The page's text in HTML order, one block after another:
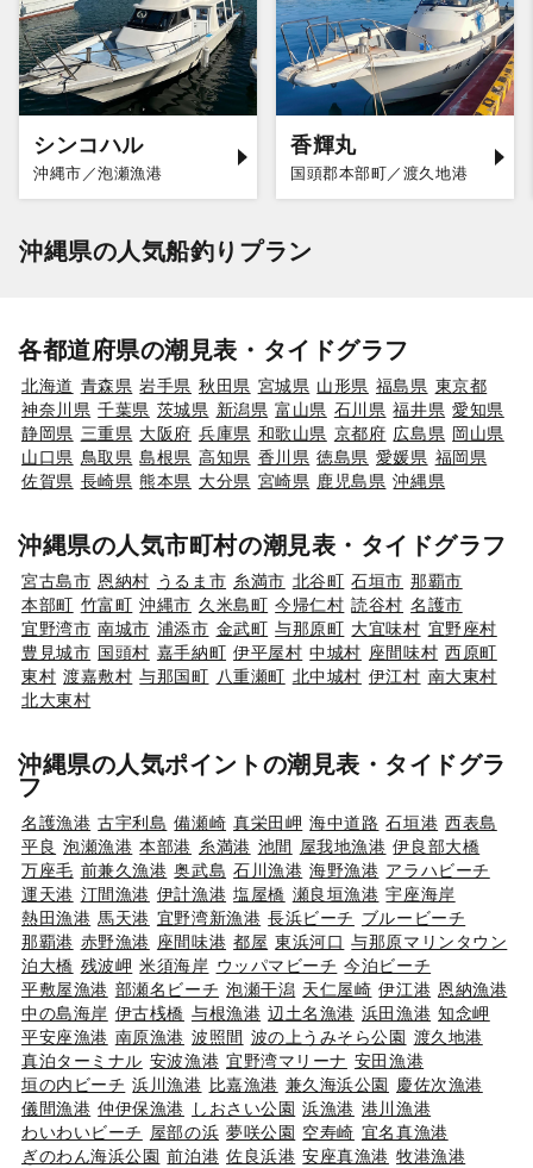
シンコハル
沖縄市／泡瀬漁港
香輝丸
国頭郡本部町／渡久地港
沖縄県の人気船釣りプラン
各都道府県の潮見表・タイドグラフ
北海道 青森県 岩手県 秋田県 宮城県 山形県 福島県 東京都
神奈川県 千葉県 茨城県 新潟県 富山県 石川県 福井県 愛知県
静岡県 三重県 大阪府 兵庫県 和歌山県 京都府 広島県 岡山県
山口県 鳥取県 島根県 高知県 香川県 徳島県 愛媛県 福岡県
佐賀県 長崎県 熊本県 大分県 宮崎県 鹿児島県 沖縄県
沖縄県の人気市町村の潮見表・タイドグラフ
宮古島市 恩納村 うるま市 糸満市 北谷町 石垣市 那覇市
本部町 竹富町 沖縄市 久米島町 今帰仁村 読谷村 名護市
宜野湾市 南城市 浦添市 金武町 与那原町 大宜味村 宜野座村
豊見城市 国頭村 嘉手納町 伊平屋村 中城村 座間味村 西原町
東村 渡嘉敷村 与那国町 八重瀬町 北中城村 伊江村 南大東村
北大東村
沖縄県の人気ポイントの潮見表・タイドグラ
フ
名護漁港 古宇利島 備瀬崎 真栄田岬 海中道路 石垣港 西表島
平良 泡瀬漁港 本部港 糸満港 池間 屋我地漁港 伊良部大橋
万座毛 前兼久漁港 奥武島 石川漁港 海野漁港 アラハビーチ
運天港 汀間漁港 伊計漁港 塩屋橋 瀬良垣漁港 宇座海岸
熱田漁港 馬天港 宜野湾新漁港 長浜ビーチ ブルービーチ
那覇港 赤野漁港 座間味港 都屋 東浜河口 与那原マリンタウン
泊大橋 残波岬 米須海岸 ウッパマビーチ 今泊ビーチ
平敷屋漁港 部瀬名ビーチ 泡瀬干潟 天仁屋崎 伊江港 恩納漁港
中の島海岸 伊古桟橋 与根漁港 辺土名漁港 浜田漁港 知念岬
平安座漁港 南原漁港 波照間 波の上うみそら公園 渡久地港
真泊ターミナル 安波漁港 宜野湾マリーナ 安田漁港
垣の内ビーチ 浜川漁港 比嘉漁港 兼久海浜公園
慶佐次漁港
儀間漁港 仲伊保漁港 しおさい公園 浜漁港 港川漁港
わいわいビーチ 屋部の浜 夢咲公園 空寿崎 宜名真漁港
ぎのわん海浜公園 前泊港 佐良浜港 安座真漁港 牧港漁港